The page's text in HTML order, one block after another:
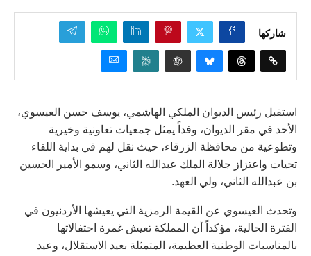
شاركها
استقبل رئيس الديوان الملكي الهاشمي، يوسف حسن العيسوي،
الأحد في مقر الديوان، وفداً يمثل جمعيات تعاونية وخيرية
وتطوعية من محافظة الزرقاء، حيث نقل لهم في بداية اللقاء
تحيات واعتزاز جلالة الملك عبدالله الثاني، وسمو الأمير الحسين
بن عبدالله الثاني، ولي العهد.
وتحدث العيسوي عن القيمة الرمزية التي يعيشها الأردنيون في
الفترة الحالية، مؤكداً أن المملكة تعيش غمرة احتفالاتها
بالمناسبات الوطنية العظيمة، المتمثلة بعيد الاستقلال، وعيد